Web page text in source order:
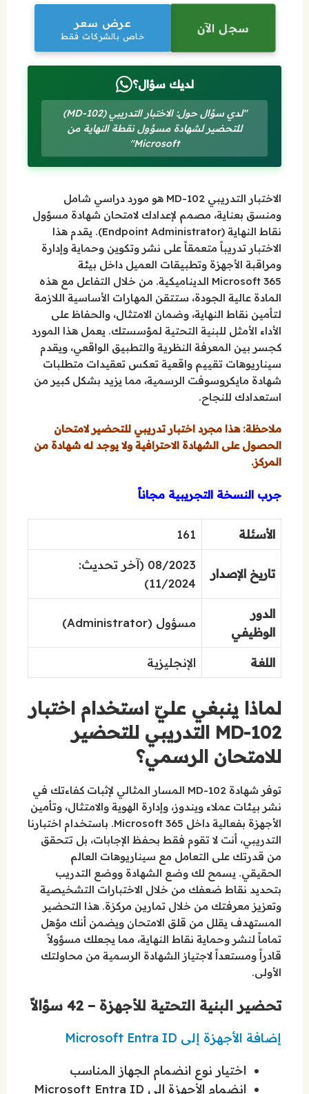
سجل الآن عرض سعر
خاص بالشركات فقط
لديك سؤال؟
"لدي سؤال حول: الاختبار التدريبي (MD-102)
للتحضير لشهادة مسؤول نقطة النهاية من
Microsoft"
الاختبار التدريبي MD-102 هو مورد دراسي شامل
ومنسق بعناية، مصمم لإعدادك لامتحان شهادة مسؤول
نقاط النهاية (Endpoint Administrator). يقدم هذا
الاختبار تدريباً متعمقاً على نشر وتكوين وحماية وإدارة
ومراقبة الأجهزة وتطبيقات العميل داخل بيئة
Microsoft 365 الديناميكية. من خلال التفاعل مع هذه
المادة عالية الجودة، ستتقن المهارات الأساسية اللازمة
لتأمين نقاط النهاية، وضمان الامتثال، والحفاظ على
الأداء الأمثل للبنية التحتية لمؤسستك. يعمل هذا المورد
كجسر بين المعرفة النظرية والتطبيق الواقعي، ويقدم
سيناريوهات تقييم واقعية تعكس تعقيدات متطلبات
شهادة مايكروسوفت الرسمية، مما يزيد بشكل كبير من
استعدادك للنجاح.
ملاحظة: هذا مجرد اختبار تدريبي للتحضير لامتحان
الحصول على الشهادة الاحترافية ولا يوجد له شهادة من
المركز.
جرب النسخة التجريبية مجاناً
الأسئلة 161
تاريخ الإصدار
08/2023 (آخر تحديث:
11/2024)
الدور
الوظيفي
مسؤول (Administrator)
اللغة الإنجليزية
لماذا ينبغي عليّ استخدام اختبار
MD-102 التدريبي للتحضير
للامتحان الرسمي؟
توفر شهادة MD-102 المسار المثالي لإثبات كفاءتك في
نشر بيئات عملاء ويندوز، وإدارة الهوية والامتثال، وتأمين
الأجهزة بفعالية داخل Microsoft 365. باستخدام اختبارنا
التدريبي، أنت لا تقوم فقط بحفظ الإجابات، بل تتحقق
من قدرتك على التعامل مع سيناريوهات العالم
الحقيقي. يسمح لك وضع الشهادة ووضع التدريب
بتحديد نقاط ضعفك من خلال الاختبارات التشخيصية
وتعزيز معرفتك من خلال تمارين مركزة. هذا التحضير
المستهدف يقلل من قلق الامتحان ويضمن أنك مؤهل
تماماً لنشر وحماية نقاط النهاية، مما يجعلك مسؤولاً
قادراً ومستعداً لاجتياز الشهادة الرسمية من محاولتك
الأولى.
تحضير البنية التحتية للأجهزة – 42 سؤالاً
إضافة الأجهزة إلى Microsoft Entra ID
اختيار نوع انضمام الجهاز المناسب
انضمام الأجهزة إلى Microsoft Entra ID